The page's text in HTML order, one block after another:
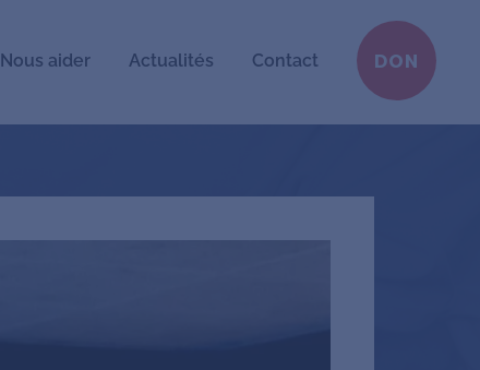
Nous aider Actualités Contact DON